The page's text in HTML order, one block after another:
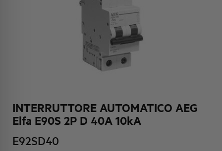
INTERRUTTORE AUTOMATICO AEG
Elfa E90S 2P D 40A 10kA
E92SD40
ATTIVITÀ E MERCATI